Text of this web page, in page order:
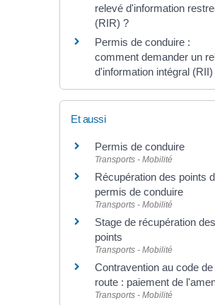
relevé d'information
(RIR) ?
Permis de conduire :
comment demander un
d'information intégral (RII)
Et aussi
Permis de conduire
Transports - Mobilité
Récupération des points
permis de conduire
Transports - Mobilité
Stage de récupération des
points
Transports - Mobilité
Contravention au code de
route : paiement de
Transports - Mobilité